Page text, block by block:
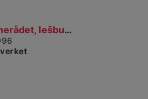
Sámiráđđi / Samerådet, Iešbuvttaduvvon prentehusat...
Gå til detaljvisning